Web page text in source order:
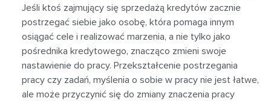
Jeśli ktoś zajmujący się sprzedażą kredytów zacznie
postrzegać siebie jako osobę, która pomaga innym
osiągać cele i realizować marzenia, a nie tylko jako
pośrednika kredytowego, znacząco zmieni swoje
nastawienie do pracy. Przekształcenie postrzegania
pracy czy zadań, myślenia o sobie w pracy nie jest łatwe,
ale może przyczynić się do zmiany znaczenia pracy